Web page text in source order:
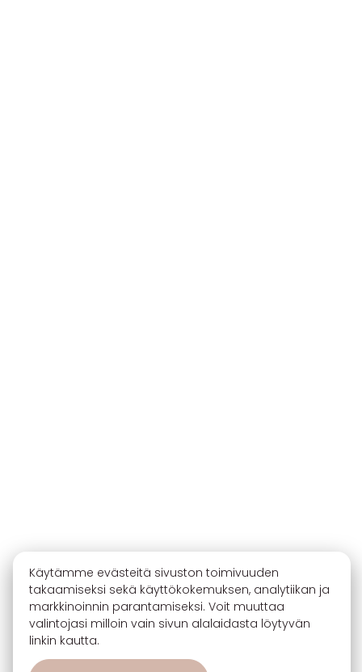
Käytämme evästeitä sivuston toimivuuden
takaamiseksi sekä käyttökokemuksen, analytiikan ja
markkinoinnin parantamiseksi. Voit muuttaa
valintojasi milloin vain sivun alalaidasta löytyvän
linkin kautta.